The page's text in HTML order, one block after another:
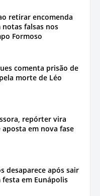
retirar encomenda
notas falsas nos
Formoso
comenta prisão de
morte de Léo
repórter vira
em nova fase
desaparece após sair
festa em Eunápolis